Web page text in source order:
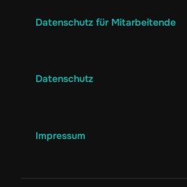
Datenschutz für Mitarbeitende
Datenschutz
Impressum